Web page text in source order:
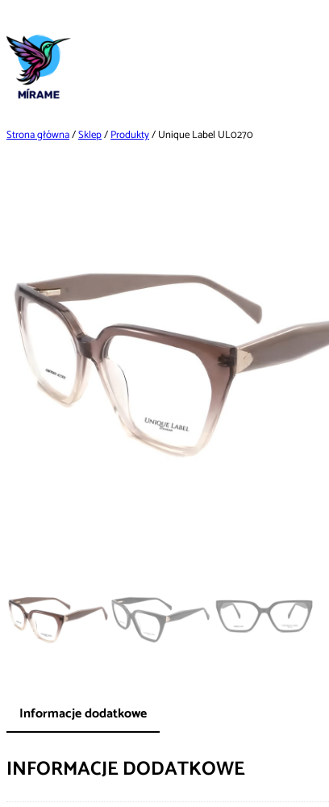
do
treści
Strona główna/Sklep/Produkty/ Unique Label UL0270
Informacje dodatkowe
INFORMACJE DODATKOWE